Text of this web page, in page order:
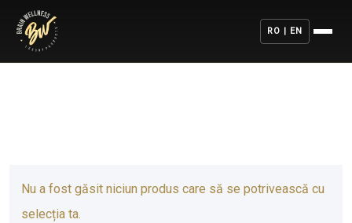
RO | EN
Nu a fost găsit niciun produs care să se potrivească cu
selecția ta.